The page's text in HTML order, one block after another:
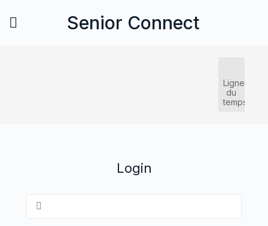
Senior Connect
Ligne
du
temps
Login